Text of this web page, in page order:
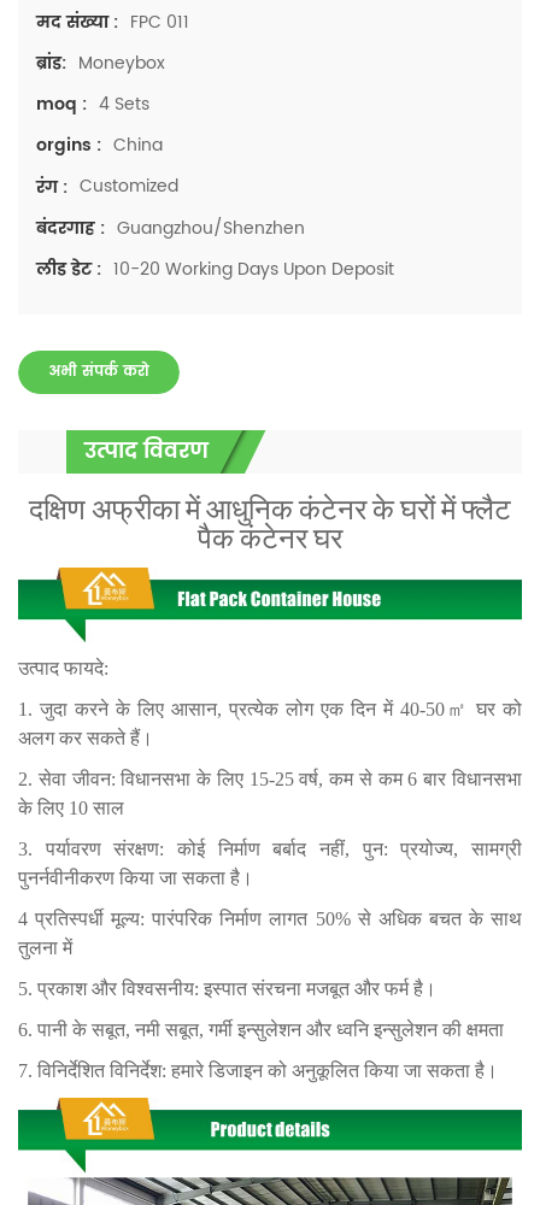
मद संख्या : FPC 011
ब्रांड: Moneybox
moq : 4 Sets
orgins : China
रंग : Customized
बंदरगाह : Guangzhou/Shenzhen
लीड डेट : 10-20 Working Days Upon Deposit
अभी संपर्क करो
उत्पाद विवरण
दक्षिण अफ्रीका में आधुनिक कंटेनर के घरों में फ्लैट
पैक कंटेनर घर
उत्पाद फायदे:
1. जुदा करने के लिए आसान, प्रत्येक लोग एक दिन में 40-50㎡ घर को
अलग कर सकते हैं।
2. सेवा जीवन: विधानसभा के लिए 15-25 वर्ष, कम से कम 6 बार विधानसभा
के लिए 10 साल
3. पर्यावरण संरक्षण: कोई निर्माण बर्बाद नहीं, पुन: प्रयोज्य, सामग्री
पुनर्नवीनीकरण किया जा सकता है।
4 प्रतिस्पर्धी मूल्य: पारंपरिक निर्माण लागत 50% से अधिक बचत के साथ
तुलना में
5. प्रकाश और विश्वसनीय: इस्पात संरचना मजबूत और फर्म है।
6. पानी के सबूत, नमी सबूत, गर्मी इन्सुलेशन और ध्वनि इन्सुलेशन की क्षमता
7. विनिर्देशित विनिर्देश: हमारे डिजाइन को अनुकूलित किया जा सकता है।